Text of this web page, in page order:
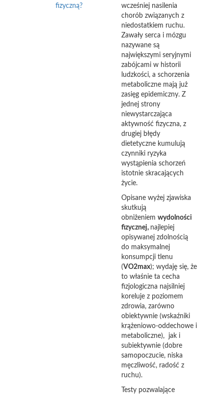
fizyczną?
wcześniej nasilenia
chorób związanych z
niedostatkiem ruchu.
Zawały serca i mózgu
nazywane są
największymi seryjnymi
zabójcami w historii
ludzkości, a schorzenia
metaboliczne mają już
zasięg epidemiczny. Z
jednej strony
niewystarczająca
aktywność fizyczna, z
drugiej błędy
dietetyczne kumulują
czynniki ryzyka
wystąpienia schorzeń
istotnie skracających
życie.
Opisane wyżej zjawiska
skutkują
obniżeniem wydolności
fizycznej, najlepiej
opisywanej zdolnością
do maksymalnej
konsumpcji tlenu
(VO2max); wydaję się, że
to właśnie ta cecha
fizjologiczna najsilniej
koreluje z poziomem
zdrowia, zarówno
obiektywnie (wskaźniki
krążeniowo-oddechowe i
metaboliczne), jak i
subiektywnie (dobre
samopoczucie, niska
męczliwość, radość z
ruchu).
Testy pozwalające